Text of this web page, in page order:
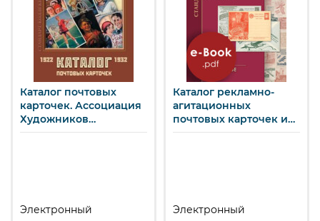
Каталог почтовых
карточек. Ассоциация
Художников
Революции. (e-book)
Электронный
Каталог рекламно-
агитационных
почтовых карточек и
конвертов. СССР 1924-
Электронный